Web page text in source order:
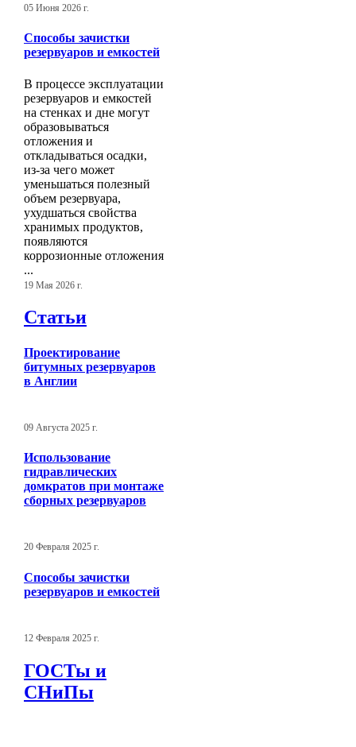
05 Июня 2026 г.
Способы зачистки
резервуаров и емкостей
В процессе эксплуатации
резервуаров и емкостей
на стенках и дне могут
образовываться
отложения и
откладываться осадки,
из-за чего может
уменьшаться полезный
объем резервуара,
ухудшаться свойства
хранимых продуктов,
появляются
коррозионные отложения
...
19 Мая 2026 г.
Статьи
Проектирование
битумных резервуаров
в Англии
09 Августа 2025 г.
Использование
гидравлических
домкратов при монтаже
сборных резервуаров
20 Февраля 2025 г.
Способы зачистки
резервуаров и емкостей
12 Февраля 2025 г.
ГОСТы и
СНиПы